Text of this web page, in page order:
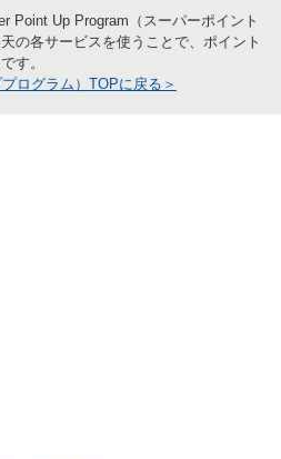
Point Up Program（スーパーポイント
の各サービスを使うことで、ポイント
す。
ログラム）TOPに戻る＞